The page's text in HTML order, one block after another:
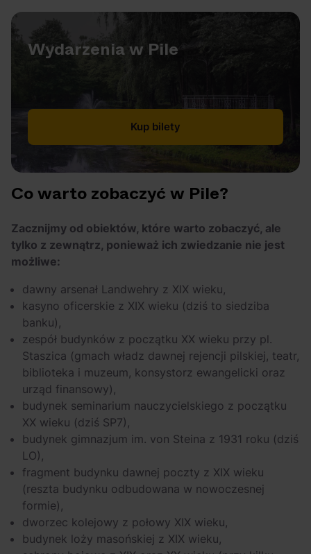
Wydarzenia w Pile
Kup bilety
Co warto zobaczyć w Pile?
Zacznijmy od obiektów, które warto zobaczyć, ale
tylko z zewnątrz, ponieważ ich zwiedzanie nie jest
możliwe:
dawny arsenał Landwehry z XIX wieku,
kasyno oficerskie z XIX wieku (dziś to siedziba
banku),
zespół budynków z początku XX wieku przy pl.
Staszica (gmach władz dawnej rejencji pilskiej, teatr,
biblioteka i muzeum, konsystorz ewangelicki oraz
urząd finansowy),
budynek seminarium nauczycielskiego z początku
XX wieku (dziś SP7),
budynek gimnazjum im. von Steina z 1931 roku (dziś
LO),
fragment budynku dawnej poczty z XIX wieku
(reszta budynku odbudowana w nowoczesnej
formie),
dworzec kolejowy z połowy XIX wieku,
budynek loży masońskiej z XIX wieku,